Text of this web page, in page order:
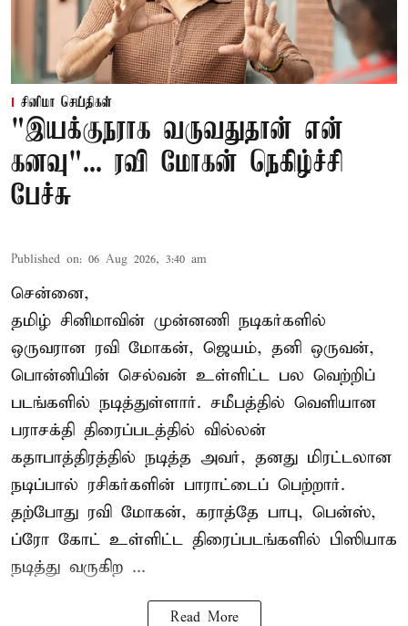
சினிமா செய்திகள்
"இயக்குநராக வருவதுதான் என்
கனவு"... ரவி மோகன் நெகிழ்ச்சி
பேச்சு
Published on: 06 Aug 2026, 3:40 am
சென்னை,
தமிழ் சினிமாவின் முன்னணி நடிகர்களில்
ஒருவரான ரவி மோகன், ஜெயம், தனி ஒருவன்,
பொன்னியின் செல்வன் உள்ளிட்ட பல வெற்றிப்
படங்களில் நடித்துள்ளார். சமீபத்தில் வெளியான
பராசக்தி திரைப்படத்தில் வில்லன்
கதாபாத்திரத்தில் நடித்த அவர், தனது மிரட்டலான
நடிப்பால் ரசிகர்களின் பாராட்டைப் பெற்றார்.
தற்போது ரவி மோகன், கராத்தே பாபு, பென்ஸ்,
ப்ரோ கோட் உள்ளிட்ட திரைப்படங்களில் பிஸியாக
நடித்து வருகிற ...
Read More